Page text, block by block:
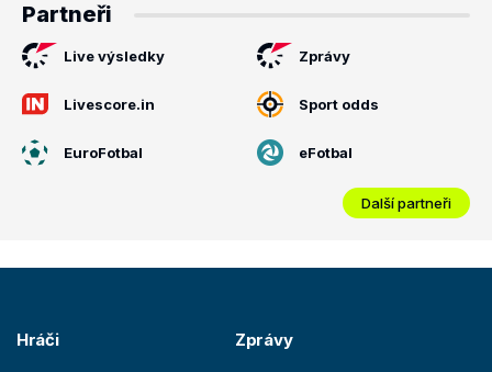
Partneři
Live výsledky Zprávy
Livescore.in Sport odds
EuroFotbal eFotbal
Další partneři
Hráči Zprávy